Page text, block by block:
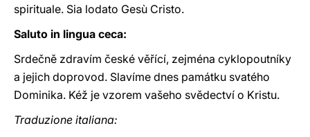
spirituale. Sia lodato Gesù Cristo.
Saluto in lingua ceca:
Srdečně zdravím české věřící, zejména cyklopoutníky
a jejich doprovod. Slavíme dnes památku svatého
Dominika. Kéž je vzorem vašeho svědectví o Kristu.
Traduzione italiana: